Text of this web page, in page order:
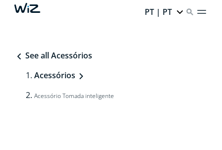
PT | PT
See all Acessórios
Acessórios
Acessório Tomada inteligente